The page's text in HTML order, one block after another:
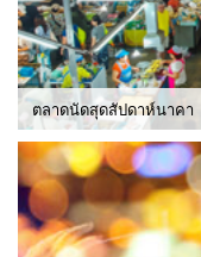
ตลาดนัดสุดสัปดาห์นาคา